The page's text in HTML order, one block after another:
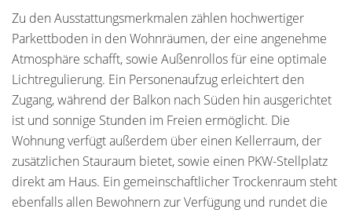
Zu den Ausstattungsmerkmalen zählen hochwertiger
Parkettboden in den Wohnräumen, der eine angenehme
Atmosphäre schafft, sowie Außenrollos für eine optimale
Lichtregulierung. Ein Personenaufzug erleichtert den
Zugang, während der Balkon nach Süden hin ausgerichtet
ist und sonnige Stunden im Freien ermöglicht. Die
Wohnung verfügt außerdem über einen Kellerraum, der
zusätzlichen Stauraum bietet, sowie einen PKW-Stellplatz
direkt am Haus. Ein gemeinschaftlicher Trockenraum steht
ebenfalls allen Bewohnern zur Verfügung und rundet die